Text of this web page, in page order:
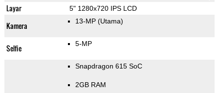
Layar 5" 1280x720 IPS LCD
Kamera 13-MP (Utama)
Selfie 5-MP
Snapdragon 615 SoC
2GB RAM